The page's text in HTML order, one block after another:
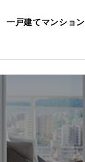
一戸建てマンション